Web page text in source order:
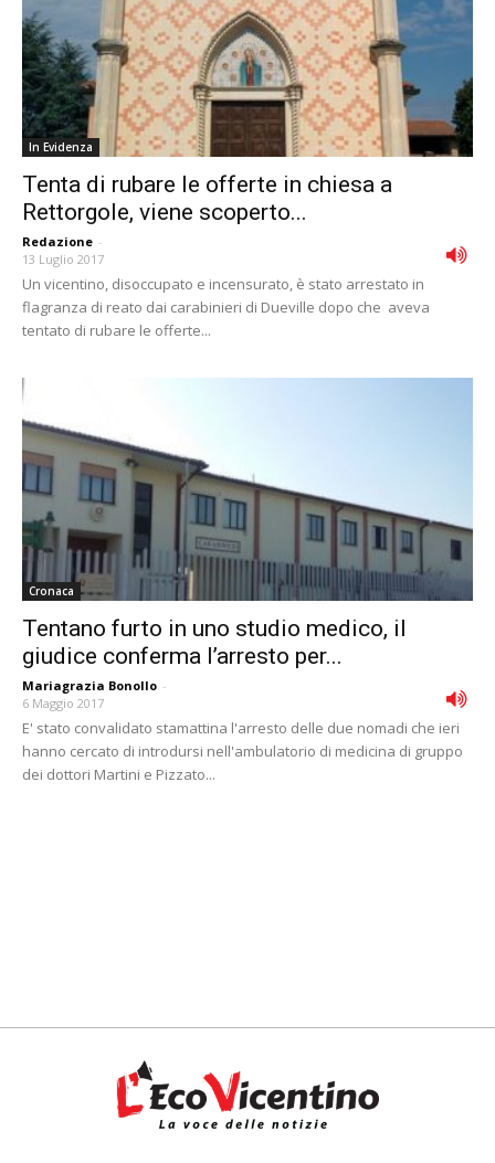
In Evidenza
Tenta di rubare le offerte in chiesa a
Rettorgole, viene scoperto...
Redazione -
13 Luglio 2017
Un vicentino, disoccupato e incensurato, è stato arrestato in
flagranza di reato dai carabinieri di Dueville dopo che aveva
tentato di rubare le offerte...
Cronaca
Tentano furto in uno studio medico, il
giudice conferma l’arresto per...
Mariagrazia Bonollo -
6 Maggio 2017
E' stato convalidato stamattina l'arresto delle due nomadi che ieri
hanno cercato di introdursi nell'ambulatorio di medicina di gruppo
dei dottori Martini e Pizzato...